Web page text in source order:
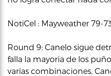
NotiCel : Mayweather 79-
Round 9: Canelo sigue
falla la mayoria de los
varias combinaciones,